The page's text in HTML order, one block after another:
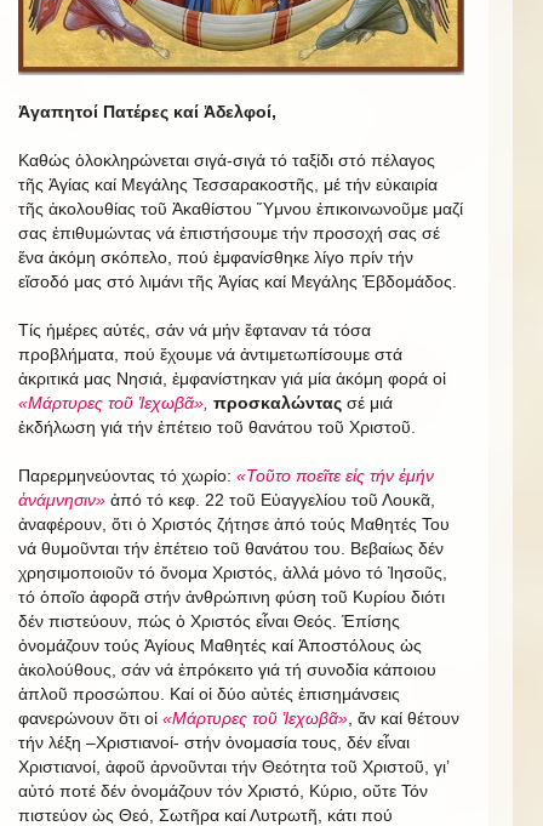
Ἀγαπητοί Πατέρες καί Ἀδελφοί,
Καθώς ὁλοκληρώνεται σιγά-σιγά τό ταξίδι στό πέλαγος
τῆς Ἁγίας καί Μεγάλης Τεσσαρακοστῆς, μέ τήν εὐκαιρία
τῆς ἀκολουθίας τοῦ Ἀκαθίστου Ὕμνου ἐπικοινωνοῦμε μαζί
σας ἐπιθυμώντας νά ἐπιστήσουμε τήν προσοχή σας σέ
ἕνα ἀκόμη σκόπελο, πού ἐμφανίσθηκε λίγο πρίν τήν
εἴσοδό μας στό λιμάνι τῆς Ἁγίας καί Μεγάλης Ἑβδομάδος.
Τίς ἡμέρες αὐτές, σάν νά μήν ἔφταναν τά τόσα
προβλήματα, πού ἔχουμε νά ἀντιμετωπίσουμε στά
ἀκριτικά μας Νησιά, ἐμφανίστηκαν γιά μία ἀκόμη φορά οἱ
«Μάρτυρες τοῦ Ἰεχωβᾶ», προσκαλώντας σέ μιά
ἐκδήλωση γιά τήν ἐπέτειο τοῦ θανάτου τοῦ Χριστοῦ.
Παρερμηνεύοντας τό χωρίο: «Τοῦτο ποεῖτε εἰς τήν ἐμήν
ἀνάμνησιν» ἀπό τό κεφ. 22 τοῦ Εὐαγγελίου τοῦ Λουκᾶ,
ἀναφέρουν, ὅτι ὁ Χριστός ζήτησε ἀπό τούς Μαθητές Του
νά θυμοῦνται τήν ἐπέτειο τοῦ θανάτου του. Βεβαίως δέν
χρησιμοποιοῦν τό ὄνομα Χριστός, ἀλλά μόνο τό Ἰησοῦς,
τό ὁποῖο ἀφορᾶ στήν ἀνθρώπινη φύση τοῦ Κυρίου διότι
δέν πιστεύουν, πώς ὁ Χριστός εἶναι Θεός. Ἐπίσης
ὀνομάζουν τούς Ἁγίους Μαθητές καί Ἀποστόλους ὡς
ἀκολούθους, σάν νά ἐπρόκειτο γιά τή συνοδία κάποιου
ἁπλοῦ προσώπου. Καί οἱ δύο αὐτές ἐπισημάνσεις
φανερώνουν ὅτι οἱ «Μάρτυρες τοῦ Ἰεχωβᾶ» , ἄν καί θέτουν
τήν λέξη –Χριστιανοί- στήν ὀνομασία τους, δέν εἶναι
Χριστιανοί, ἀφοῦ ἀρνοῦνται τήν Θεότητα τοῦ Χριστοῦ, γι’
αὐτό ποτέ δέν ὀνομάζουν τόν Χριστό, Κύριο, οὔτε Τόν
πιστεύον ὡς Θεό, Σωτῆρα καί Λυτρωτῆ, κάτι πού